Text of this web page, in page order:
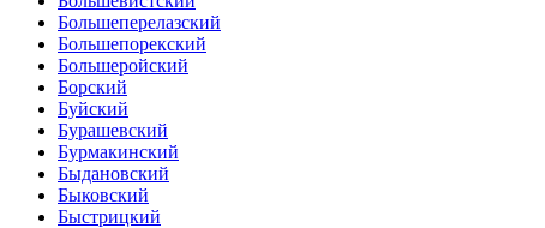
Большеперелазский
Большепорекский
Большеройский
Борский
Буйский
Бурашевский
Бурмакинский
Быдановский
Быковский
Быстрицкий